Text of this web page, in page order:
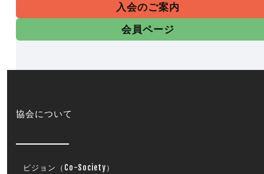
入会のご案内
会員ページ
協会について
ビジョン（Co-Society）